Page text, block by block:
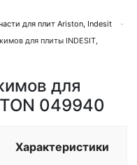
для плит Ariston, Indesit
для плиты INDESIT,
для
049940
Характеристики